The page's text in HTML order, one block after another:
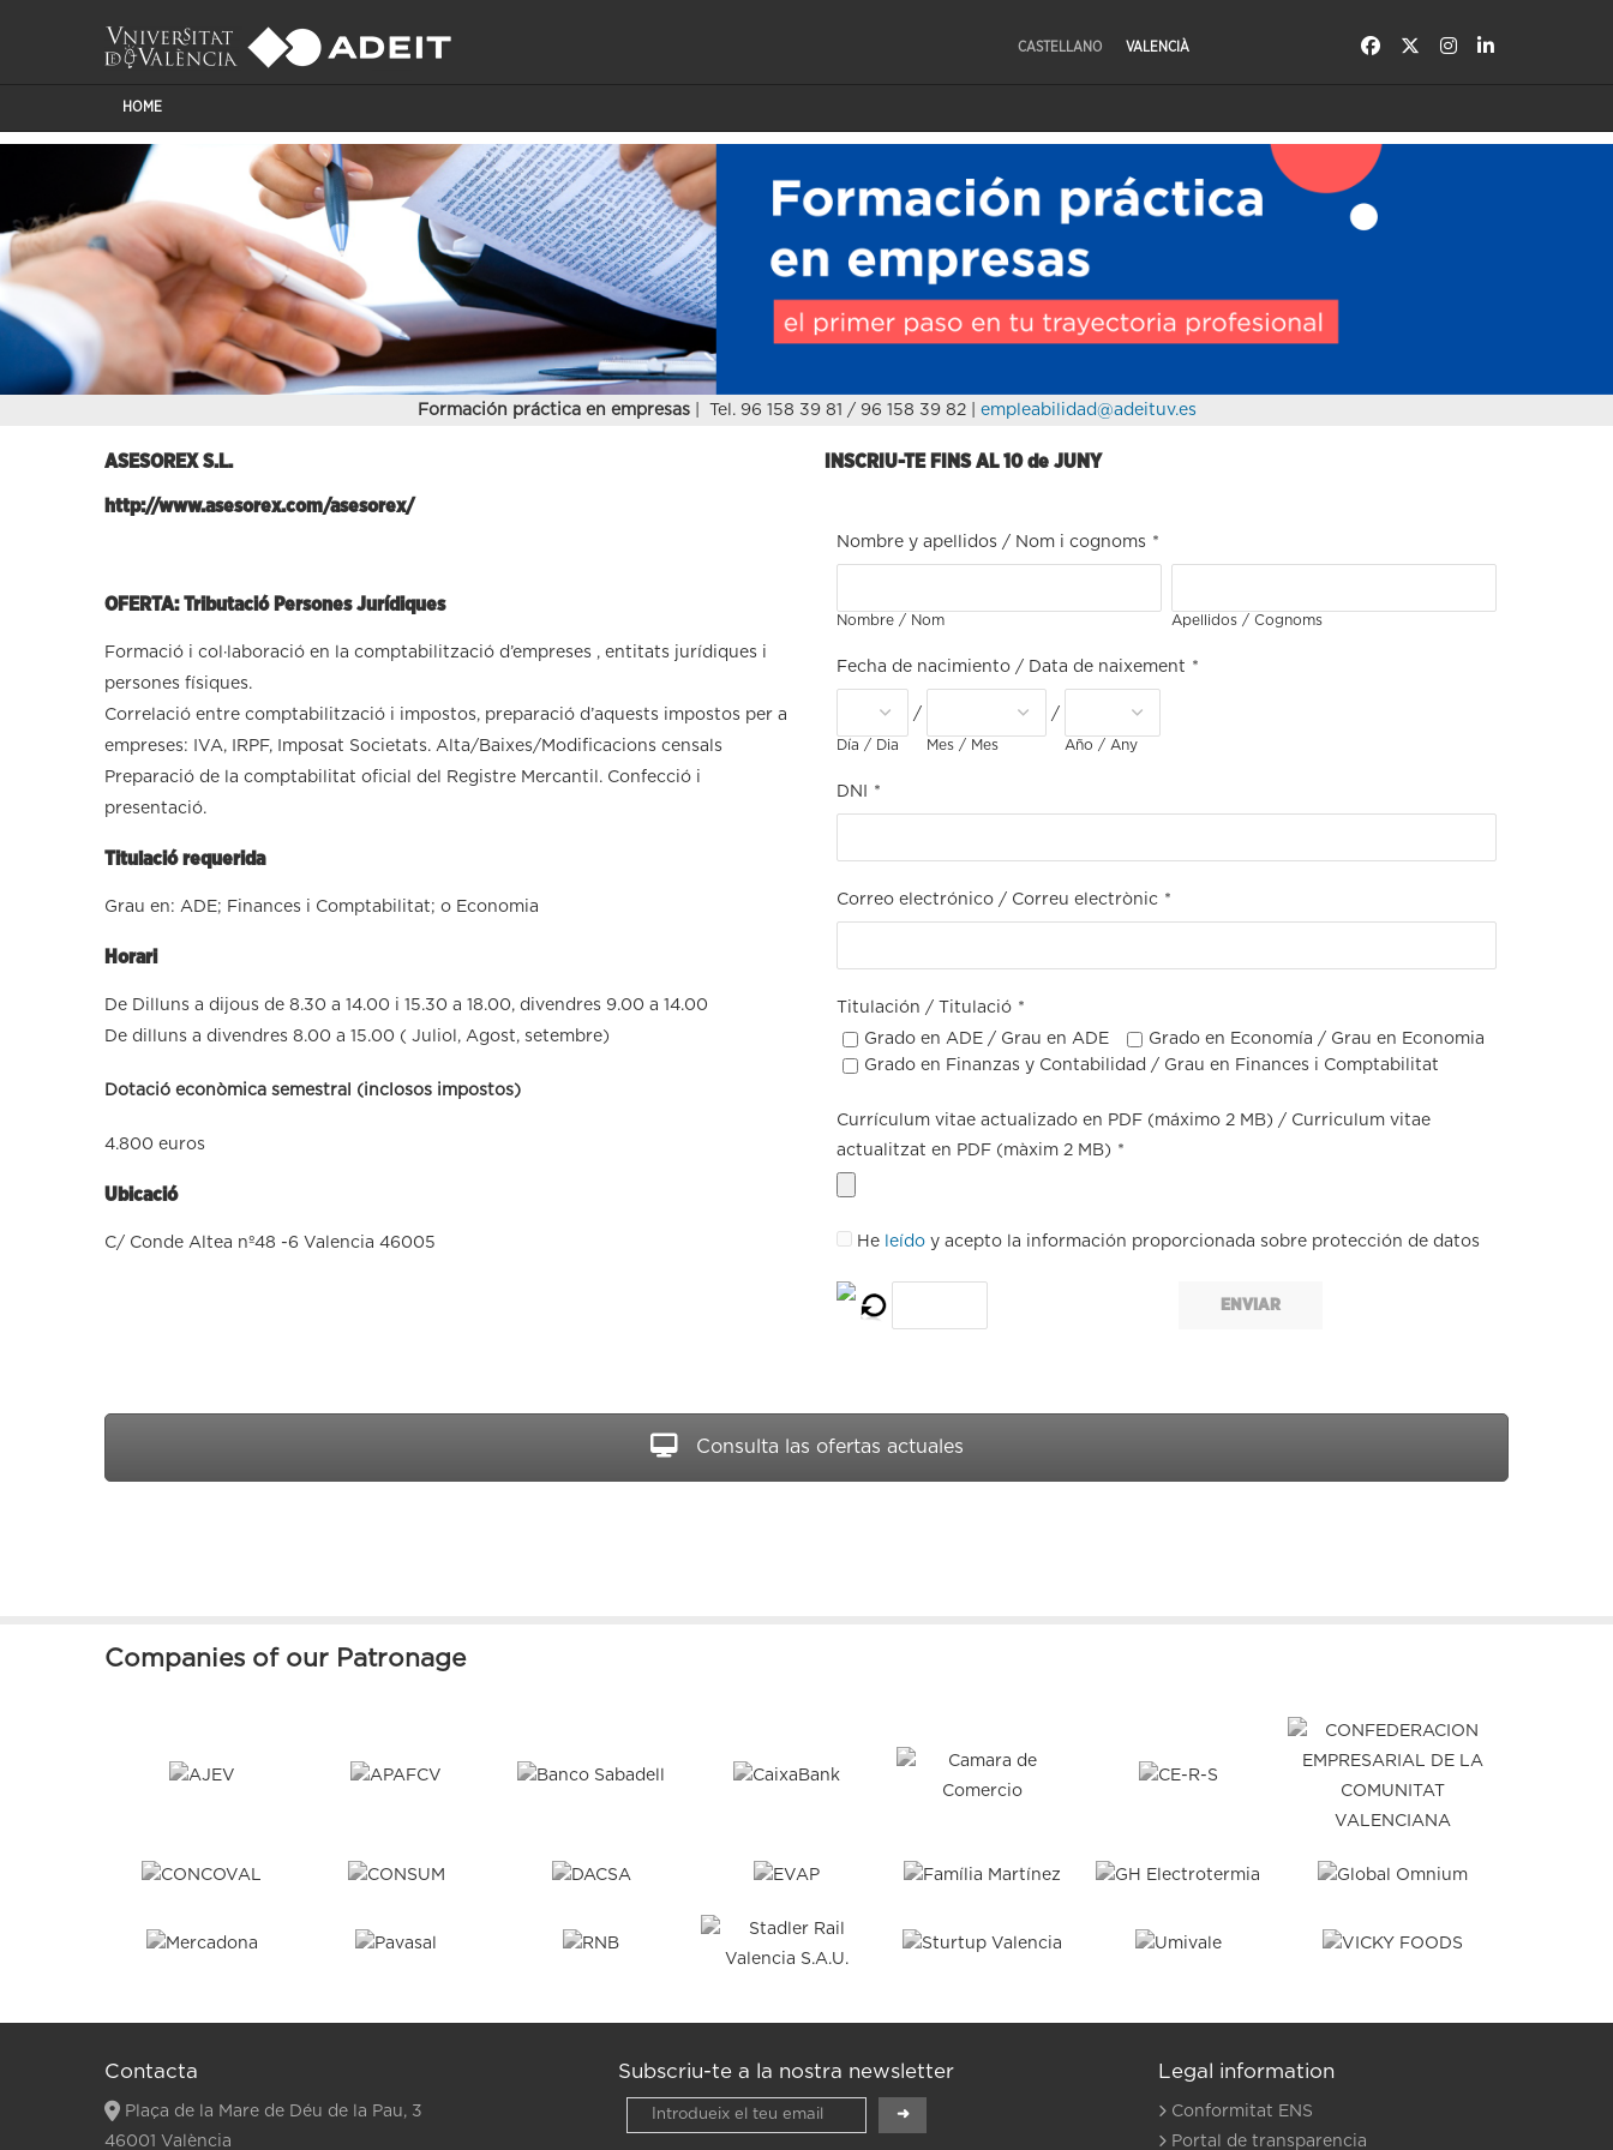
CASTELLANO VALENCIÀ
HOME
Formación práctica en empresas| Tel. 96 158 39 81 / 96 158 39 82 | empleabilidad@adeituv.es
ASESOREX S.L.
http://www.asesorex.com/asesorex/
OFERTA: Tributació Persones Jurídiques
Formació i col·laboració en la comptabilització d’empreses , entitats jurídiques i
persones físiques.
Correlació entre comptabilització i impostos, preparació d’aquests impostos per a
empreses: IVA, IRPF, Imposat Societats. Alta/Baixes/Modificacions censals
Preparació de la comptabilitat oficial del Registre Mercantil. Confecció i
presentació.
Titulació requerida
Grau en: ADE; Finances i Comptabilitat; o Economia
Horari
De Dilluns a dijous de 8.30 a 14.00 i 15.30 a 18.00, divendres 9.00 a 14.00
De dilluns a divendres 8.00 a 15.00 ( Juliol, Agost, setembre)
Dotació econòmica semestral (inclosos impostos)
4.800 euros
Ubicació
C/ Conde Altea nº48 -6 Valencia 46005
INSCRIU-TE FINS AL 10 de JUNY
Nombre y apellidos / Nom i cognoms *
Nombre / Nom Apellidos / Cognoms
Fecha de nacimiento / Data de naixement *
Día / Dia
/
Mes / Mes
/
Año / Any
DNI *
Correo electrónico / Correu electrònic *
Titulación / Titulació *
Grado en ADE / Grau en ADE
Grado en Economía / Grau en Economia
Grado en Finanzas y Contabilidad / Grau en Finances i Comptabilitat
Currículum vitae actualizado en PDF (máximo 2 MB) / Curriculum vitae
actualitzat en PDF (màxim 2 MB) *
He leído y acepto la información proporcionada sobre protección de datos
ENVIAR
Consulta las ofertas actuales
Companies of our Patronage
Contacta
Plaça de la Mare de Déu de la Pau, 3
46001 València
Legal information
Conformitat ENS
Portal de transparencia
Subscriu-te a la nostra newsletter